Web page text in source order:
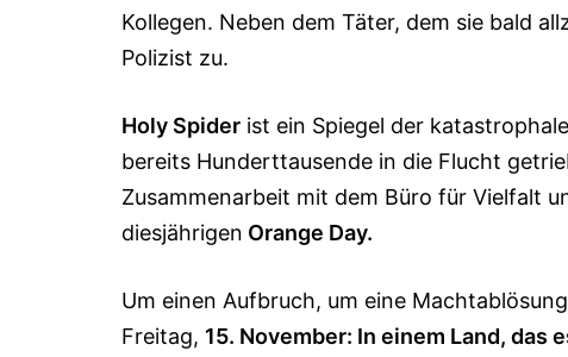
Kollegen. Neben dem Täter, dem sie bald
Polizist zu.
Holy Spider ist ein Spiegel der
bereits Hunderttausende in die Flucht
Zusammenarbeit mit dem Büro für Vielfalt
diesjährigen Orange Day.
Um einen Aufbruch, um eine
Freitag, 15. November: In einem Land,